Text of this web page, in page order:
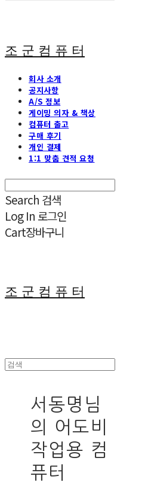
조 군 컴 퓨 터
회사 소개
공지사항
A/S 정보
게이밍 의자 & 책상
컴퓨터 출고
구매 후기
개인 결제
1:1 맞춤 견적 요청
Search 검색
Log In 로그인
Cart장바구니
조 군 컴 퓨 터
서동명님
의 어도비
작업용 컴
퓨터